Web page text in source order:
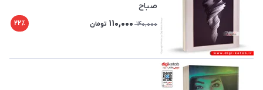
صباح
140,000
110,000 تومان 22٪